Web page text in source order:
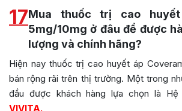
17Mua thuốc trị cao huyết
5mg/10mg ở đâu để được
lượng và chính hãng?
Hiện nay thuốc trị cao huyết áp
bán rộng rãi trên thị trường. Một trong
đầu được khách hàng lựa chọn là Hệ
VIVITA.